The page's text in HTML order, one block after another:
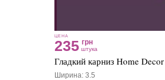
ЦЕНА
235 грн
штука
Гладкий карниз Home
Ширина: 3.5